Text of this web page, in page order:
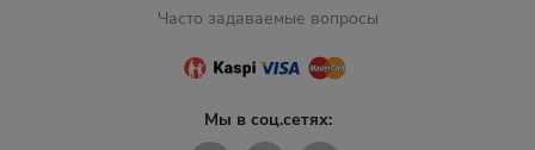
Часто задаваемые вопросы
Мы в соц.сетях: